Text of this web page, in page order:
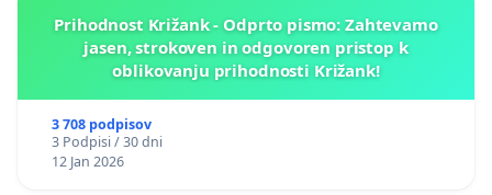
Prihodnost Križank - Odprto pismo: Zahtevamo
jasen, strokoven in odgovoren pristop k
oblikovanju prihodnosti Križank!
3 708 podpisov
3 Podpisi / 30 dni
12 Jan 2026